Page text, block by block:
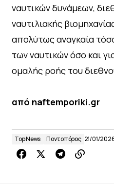
ναυτικών δυνάμεων,
ναυτιλιακής
απολύτως αναγκαία
των ναυτικών όσο και
ομαλής ροής του
από naftemporiki.gr
Top News Ποντοπόρος 21/01/